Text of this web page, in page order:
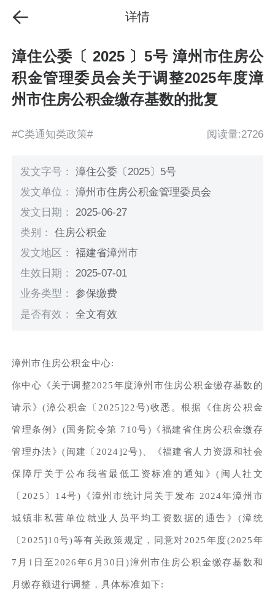
详情
漳住公委〔 2025 〕5号 漳州市住房公
积金管理委员会关于调整2025年度漳
州市住房公积金缴存基数的批复
#C类通知类政策# 阅读量:2726
发文字号：漳住公委〔2025〕5号
发文单位：漳州市住房公积金管理委员会
发文日期： 2025-06-27
类别：住房公积金
发文地区：福建省漳州市
生效日期： 2025-07-01
业务类型：参保缴费
是否有效：全文有效
漳州市住房公积金中心:
你中心《关于调整2025年度漳州市住房公积金缴存基数的
请示》(漳公积金〔2025]22号)收悉。根据《住房公积金
管理条例》(国务院令第 710号)《福建省住房公积金缴存
管理办法》(闽建〔2024]2号)、《福建省人力资源和社会
保障厅关于公布我省最低工资标准的通知》(闽人社文
〔2025〕14号)《漳州市统计局关于发布 2024年漳州市
城镇非私营单位就业人员平均工资数据的通告》(漳统
〔2025]10号)等有关政策规定，同意对2025年度(2025年
7月1日至2026年6月30日)漳州市住房公积金缴存基数和
月缴存额进行调整，具体标准如下: